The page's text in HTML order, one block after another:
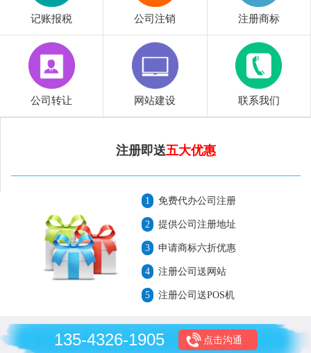
记账报税 公司注销 注册商标
公司转让 网站建设 联系我们
注册即送五大优惠
1 免费代办公司注册
2 提供公司注册地址
3 申请商标六折优惠
4 注册公司送网站
5 注册公司送POS机
135-4326-1905 点击沟通